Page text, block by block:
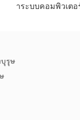
ญหาระบบคอมพิวเต
บุรุษ